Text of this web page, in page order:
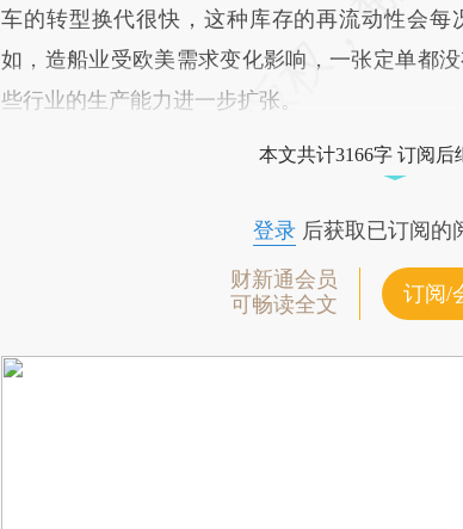
车的转型换代很快，这种库存的再流动性会
如，造船业受欧美需求变化影响，一张定单都
些行业的生产能力进一步扩张。
本文共计3166字 订阅后
登录后获取已订阅的
财新通会员
可畅读全文
订阅/